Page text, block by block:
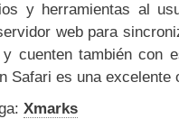
y herramientas al
web para
cuenten también con
Safari es una excelente
Xmarks